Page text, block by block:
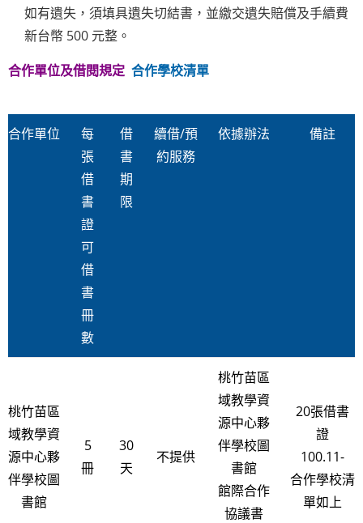
如有遺失，須填具遺失切結書，並繳交遺失賠償及手續費
新台幣 500 元整。
合作單位及借閱規定 合作學校清單
合作單位
每
張
借
書
證
可
借
書
冊
數
借
書
期
限
續借/預
約服務
依據辦法 備註
桃竹苗區
域教學資
源中心夥
伴學校圖
書館
5
冊
30
天
不提供
桃竹苗區
域教學資
源中心夥
伴學校圖
書館
館際合作
協議書
20張借書
證
100.11-
合作學校清
單如上